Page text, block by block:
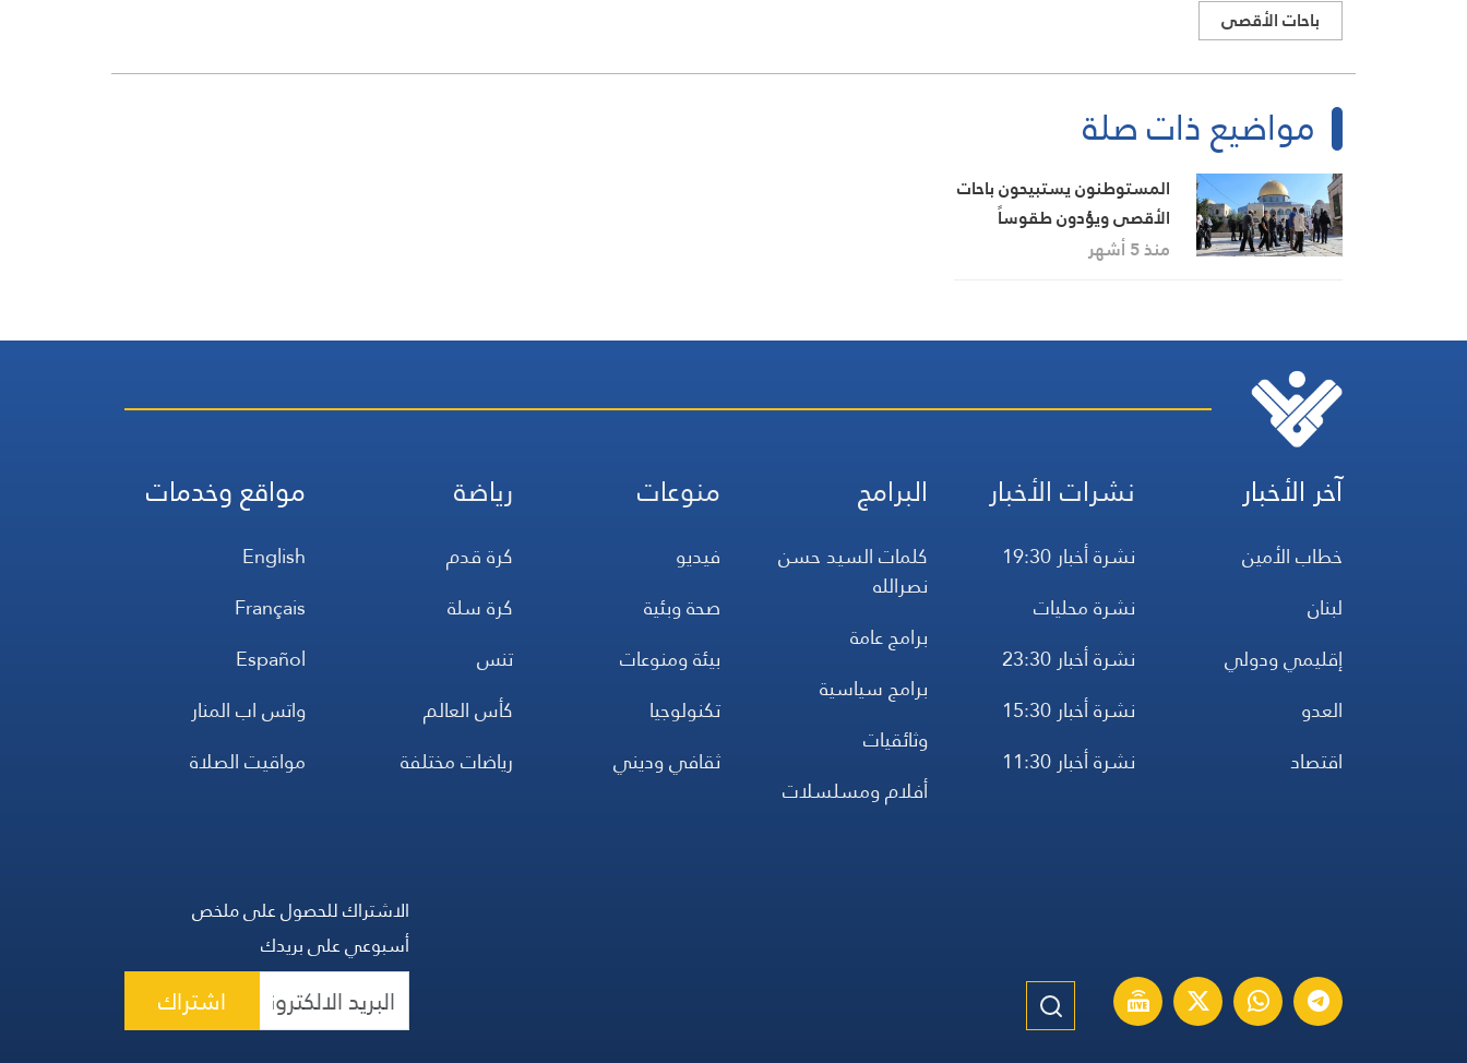
باحات الأقصى
مواضيع ذات صلة
المستوطنون يستبيحون باحات
الأقصى ويؤدون طقوساً
تلمودية أمام قبة الصخرة
منذ 5 أشهر
آخر الأخبار
خطاب الأمين
لبنان
إقليمي ودولي
العدو
اقتصاد
نشرات الأخبار
نشرة أخبار 19:30
نشرة محليات
نشرة أخبار 23:30
نشرة أخبار 15:30
نشرة أخبار 11:30
البرامج
كلمات السيد حسن
نصرالله
برامج عامة
برامج سياسية
وثائقيات
أفلام ومسلسلات
منوعات
فيديو
صحة وبئية
بيئة ومنوعات
تكنولوجيا
ثقافي وديني
رياضة
كرة قدم
كرة سلة
تنس
كأس العالم
رياضات مختلفة
مواقع وخدمات
English
Français
Español
واتس اب المنار
مواقيت الصلاة
الاشتراك للحصول على ملخص
أسبوعي على بريدك
اشتراك